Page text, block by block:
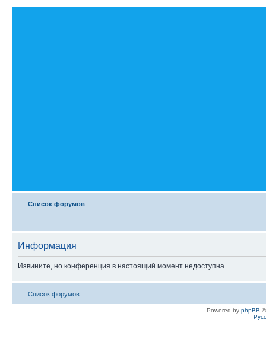
Список форумов
Информация
Извините, но конференция в настоящий момент недоступна
Список форумов
Powered by phpBB